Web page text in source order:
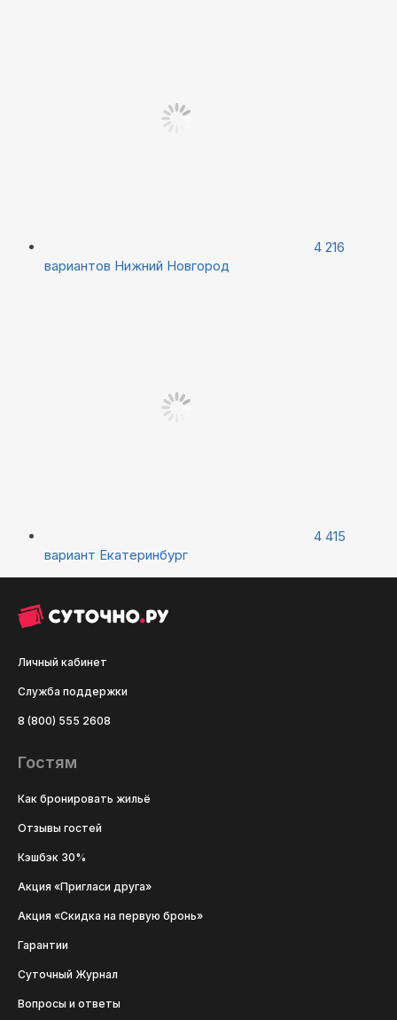
4 216
вариантов Нижний Новгород
4 415
вариант Екатеринбург
Личный кабинет
Служба поддержки
8 (800) 555 2608
Гостям
Как бронировать жильё
Отзывы гостей
Кэшбэк 30%
Акция «Пригласи друга»
Акция «Скидка на первую бронь»
Гарантии
Суточный Журнал
Вопросы и ответы